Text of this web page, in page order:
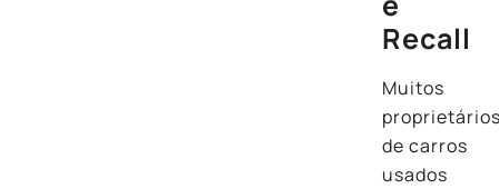
Recall
Muitos
de carros
usados